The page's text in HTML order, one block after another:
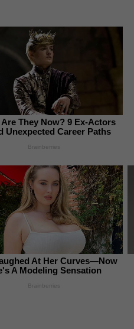
Are They Now? 9 Ex-Actors
Unexpected Career Paths
Brainberries
At Her Curves—Now
A Modeling Sensation
Brainberries